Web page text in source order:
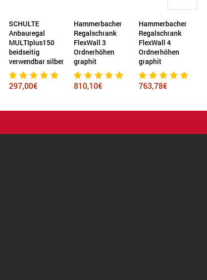
SCHULTE
Anbauregal
MULTIplus150
beidseitig
verwendbar silber
297,00€
Hammerbacher
Regalschrank
FlexWall 3
Ordnerhöhen
graphit
810,10€
Hammerbacher
Regalschrank
FlexWall 4
Ordnerhöhen
graphit
763,78€